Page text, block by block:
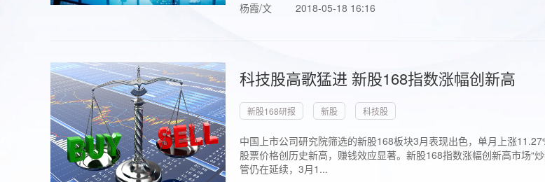
杨霞/文
2018-05-18 16:16
科技股高歌猛进 新股168指数涨幅创新高
新股168研报 新股 科技股
中国上市公司研究院筛选的新股168板块3月表现出色，单月上涨
股票价格创历史新高，赚钱效应显著。新股168指数涨幅创新高市场“
管仍在延续，3月1...